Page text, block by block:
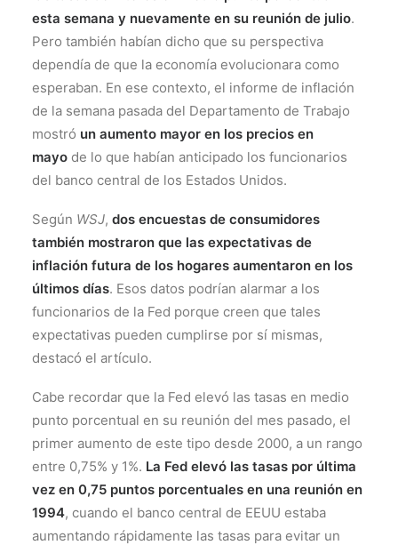
esta semana y nuevamente en su reunión de julio.
Pero también habían dicho que su perspectiva
dependía de que la economía evolucionara como
esperaban. En ese contexto, el informe de inflación
de la semana pasada del Departamento de Trabajo
mostró un aumento mayor en los precios en
mayo de lo que habían anticipado los funcionarios
del banco central de los Estados Unidos.
Según WSJ, dos encuestas de consumidores
también mostraron que las expectativas de
inflación futura de los hogares aumentaron en los
últimos días. Esos datos podrían alarmar a los
funcionarios de la Fed porque creen que tales
expectativas pueden cumplirse por sí mismas,
destacó el artículo.
Cabe recordar que la Fed elevó las tasas en medio
punto porcentual en su reunión del mes pasado, el
primer aumento de este tipo desde 2000, a un rango
entre 0,75% y 1%. La Fed elevó las tasas por última
vez en 0,75 puntos porcentuales en una reunión en
1994, cuando el banco central de EEUU estaba
aumentando rápidamente las tasas para evitar un